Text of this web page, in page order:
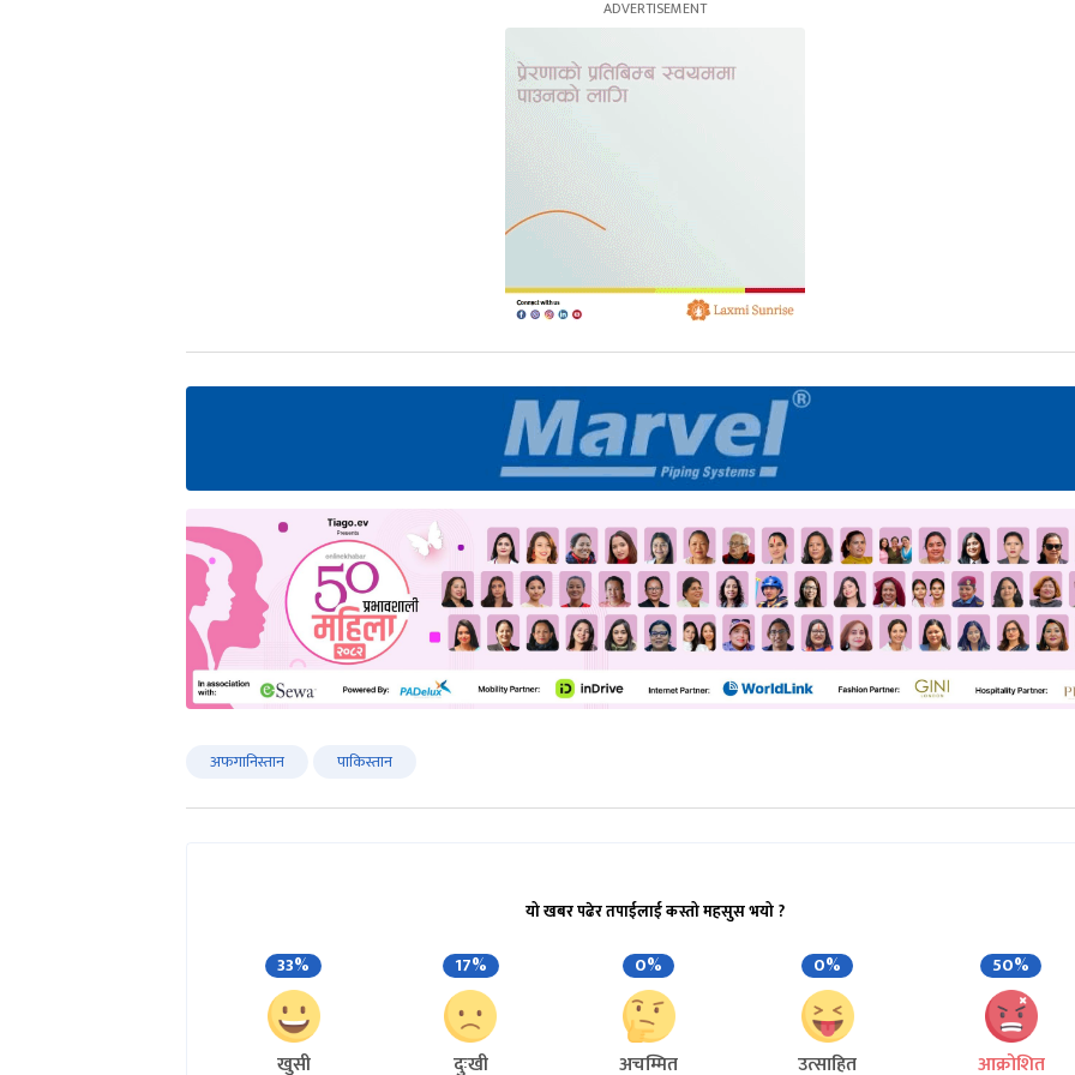
अफगानिस्तान पाकिस्तान
यो खबर पढेर तपाईलाई कस्तो महसुस भयो ?
33%
खुसी
17%
दुःखी
0%
अचम्मित
0%
उत्साहित
50%
आक्रोशित